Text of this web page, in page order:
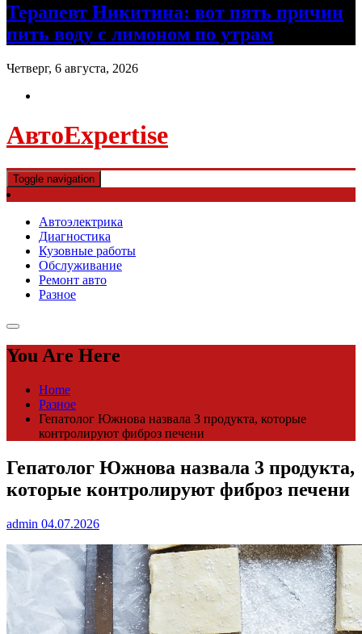
Терапевт Никитина: вот пять причин
пить воду с лимоном по утрам
Четверг, 6 августа, 2026
АвтоExpertise
Toggle navigation
Автоэлектрика
Диагностика
Кузовные работы
Обслуживание
Ремонт авто
Разное
You Are Here
Home
Разное
Гепатолог Южнова назвала 3 продукта, которые
контролируют фиброз печени
Гепатолог Южнова назвала 3 продукта,
которые контролируют фиброз печени
admin 04.07.2026